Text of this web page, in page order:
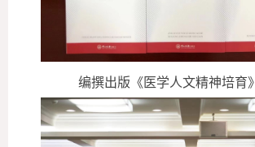
编撰出版《医学人文精神培育